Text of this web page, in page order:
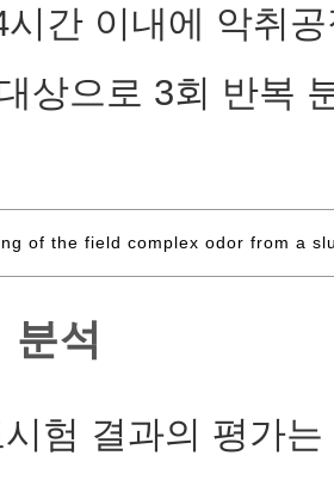
시간 이내에 악취
상으로 3회 반복
of the field complex odor from a
석
험 결과의 평가